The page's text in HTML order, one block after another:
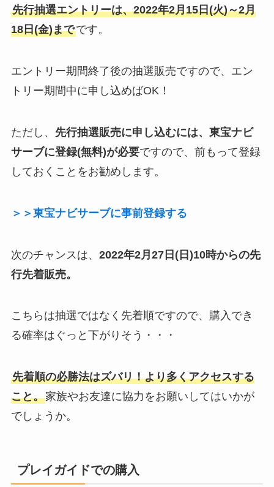
先行抽選エントリーは、2022年2月15日(火)～2月
18日(金)までです。
エントリー期間終了後の抽選販売ですので、エン
トリー期間中に申し込めばOK！
ただし、 先行抽選販売に申し込むには、東宝ナビ
サーブに登録(無料)が必要ですので、前もって登録
しておくことをお勧めします。
＞＞東宝ナビサーブに事前登録する
次のチャンスは、 2022年2月27日(日)10時からの先
行先着販売。
こちらは抽選ではなく先着順ですので、購入でき
る確率はぐっと下がりそう・・・
先着順の必勝法はズバリ！より多くアクセスする
こと。家族やお友達に協力をお願いしてはいかが
でしょうか。
プレイガイドでの購入